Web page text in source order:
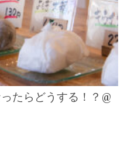
たらどうする！？@